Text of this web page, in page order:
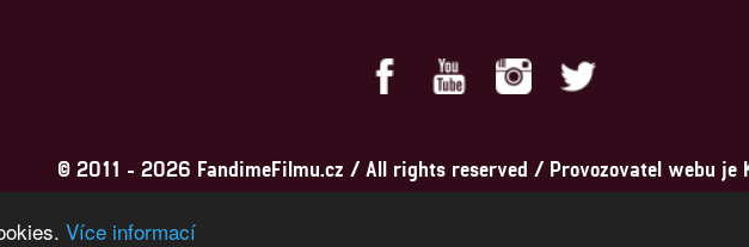
Více informací
© 2011 - 2026 FandimeFilmu.cz / All rights reserved / Provozovatel webu je
Koncal studio s.r.o., IČO: 03604071, Lýskova 2073/57, Stodůlky, 155 00,